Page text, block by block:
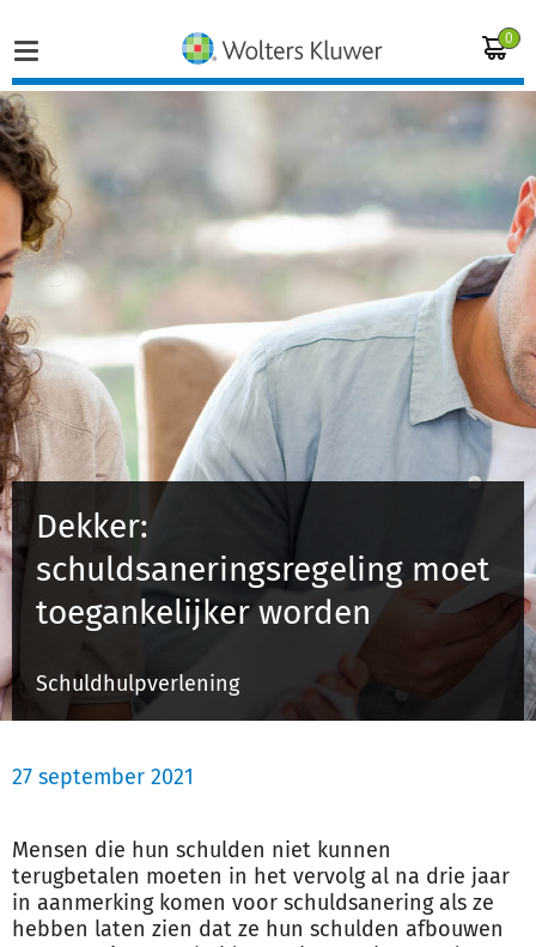
0
Home
Vakgebieden
Actueel
Producten
Opleidingen
Juridisch advies
Inloggen op de kennisbank
Inloggen
Registreren
Dekker:
schuldsaneringsregeling moet
toegankelijker worden
Schuldhulpverlening
27 september 2021
Mensen die hun schulden niet kunnen
terugbetalen moeten in het vervolg al na drie jaar
in aanmerking komen voor schuldsaneringals ze
hebben laten zien dat ze hun schulden afbouwen